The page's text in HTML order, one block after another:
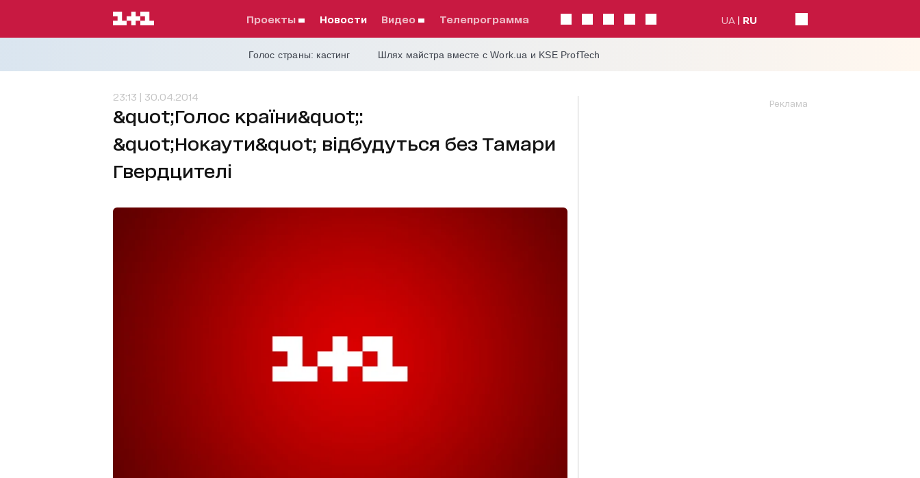
проекты Новости видео телепрограмма UA RU
Голос страны: кастинг Шлях майстра вместе с Work.ua и KSE ProfTech
23:13 | 30.04.2014
&quot;Голос країни&quot;:
&quot;Нокаути&quot; відбудуться без Тамари
Гвердцителі
Реклама